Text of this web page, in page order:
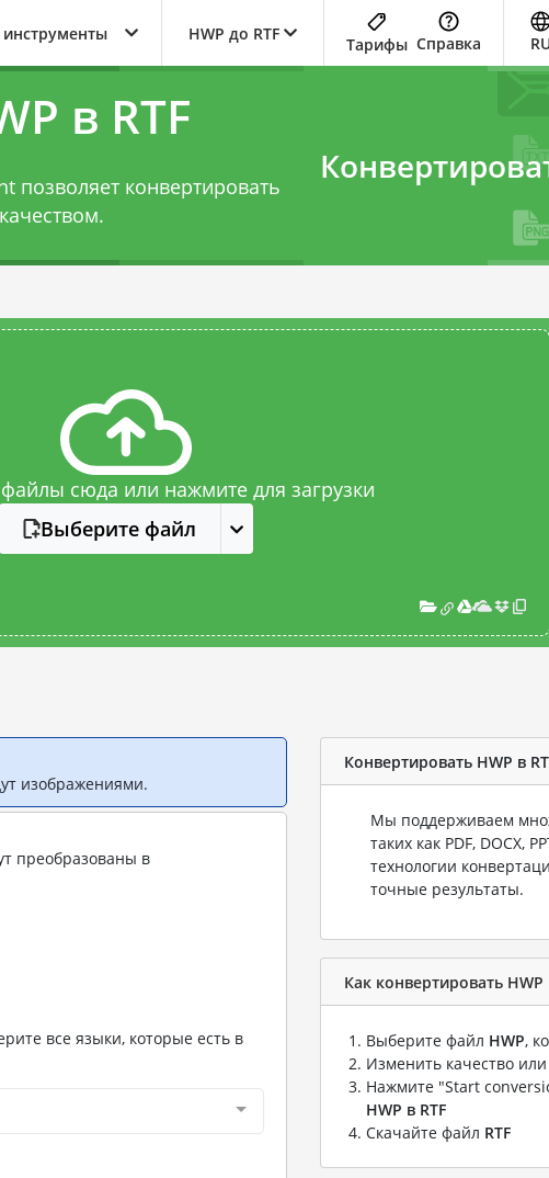
инструменты HWP до RTF
Тарифы Справка
в RTF
позволяет конвертировать
сюда или нажмите для загрузки
Выберите файл
изображениями.
преобразованы в
все языки, которые есть в
Конвертировать HWP в
Мы поддерживаем
таких как PDF, DOCX,
технологии
точные результаты.
Как конвертировать HWP
Выберите файл HWP,
Изменить качество
Нажмите "Start
HWP в RTF
Скачайте файл RTF